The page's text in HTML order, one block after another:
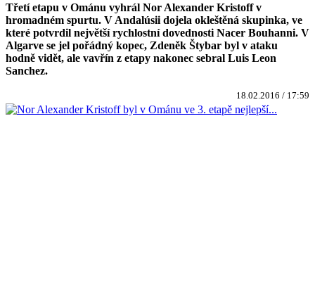
Třetí etapu v Ománu vyhrál Nor Alexander Kristoff v
hromadném spurtu. V Andalúsii dojela okleštěná skupinka, ve
které potvrdil největší rychlostní dovednosti Nacer Bouhanni. V
Algarve se jel pořádný kopec, Zdeněk Štybar byl v ataku
hodně vidět, ale vavřín z etapy nakonec sebral Luis Leon
Sanchez.
18.02.2016 / 17:59